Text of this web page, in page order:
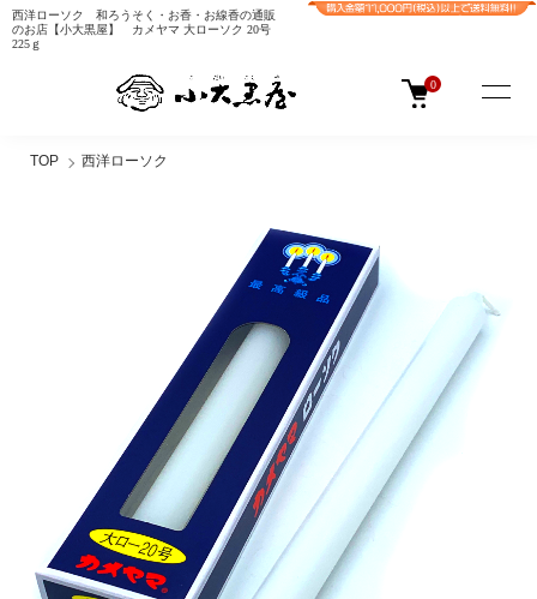
西洋ローソク 和ろうそく・お香・お線香の通販
のお店【小大黒屋】 カメヤマ 大ローソク 20号
225ｇ
0
TOP 西洋ローソク